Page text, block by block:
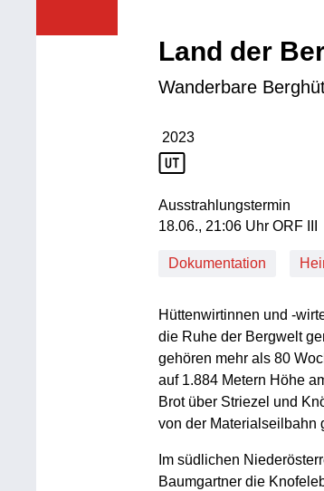
Land der
Wanderbare
Produktionsjahr: 2023
2023
Ausstrahlungstermin
18. Juni, 21:06 Uhr in ORF
18.06., 21:06 Uhr ORF III
Dokumentation
Hüttenwirtinnen und -
die Ruhe der Bergwelt
gehören mehr als 80
auf 1.884 Metern Höhe
Brot über Striezel und
von der Materialseilbahn
Im südlichen
Baumgartner die